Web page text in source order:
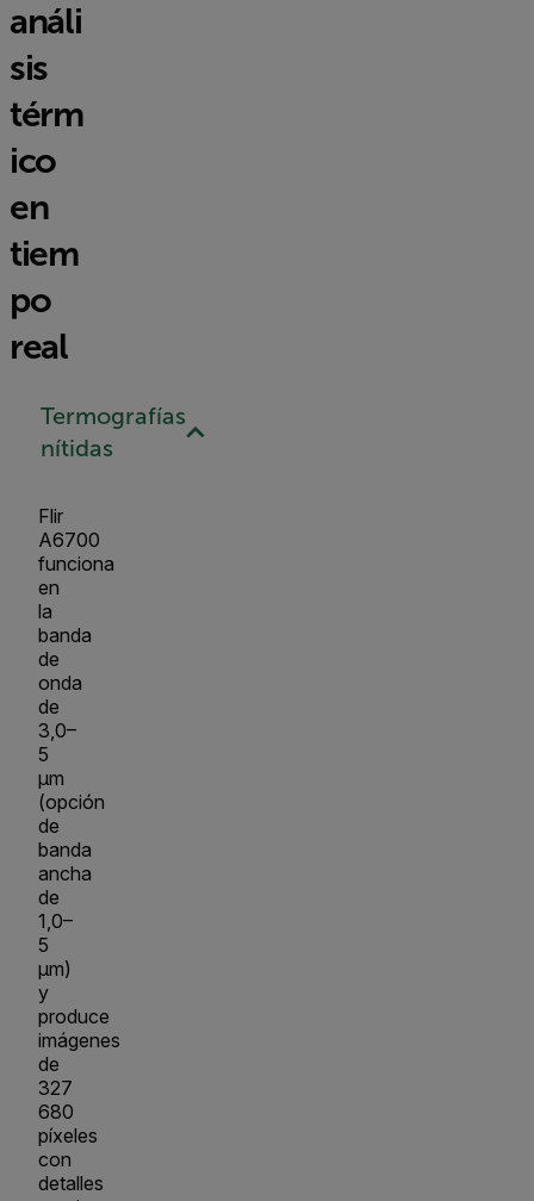
análi
sis
térm
ico
en
tiem
po
real
Termografías
nítidas
Flir
A6700
funciona
en
la
banda
de
onda
de
3,0–
5
µm
(opción
de
banda
ancha
de
1,0–
5
µm)
y
produce
imágenes
de
327
680
píxeles
con
detalles